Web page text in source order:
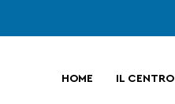
HOME IL CENTRO